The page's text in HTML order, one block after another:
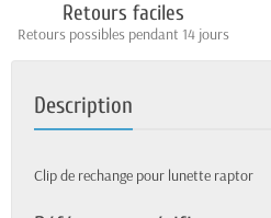
Retours faciles
Retours possibles pendant 14 jours
Description
Clip de rechange pour lunette raptor